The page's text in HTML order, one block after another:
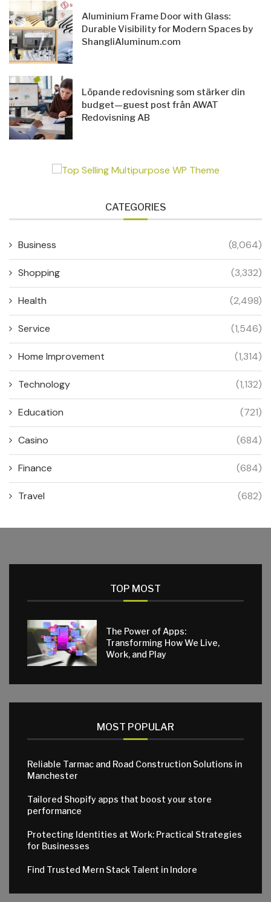
Aluminium Frame Door with Glass:
Durable Visibility for Modern Spaces by
ShangliAluminum.com
Löpande redovisning som stärker din
budget—guest post från AWAT
Redovisning AB
CATEGORIES
Business (8,064)
Shopping (3,332)
Health (2,498)
Service (1,546)
Home Improvement (1,314)
Technology (1,132)
Education (721)
Casino (684)
Finance (684)
Travel (682)
TOP MOST
The Power of Apps:
Transforming How We Live,
Work, and Play
MOST POPULAR
Reliable Tarmac and Road Construction Solutions in
Manchester
Tailored Shopify apps that boost your store
performance
Protecting Identities at Work: Practical Strategies
for Businesses
Find Trusted Mern Stack Talent in Indore